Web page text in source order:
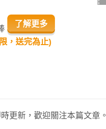
了解更多
，送完為止)
更新，歡迎關注本篇文章。